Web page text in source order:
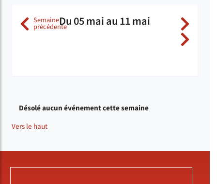
Semaine
précédente
( Du 2025-04-28 au 11-05-
Du 05 mai au 11 mai
(
Désolé aucun événement cette semaine
Vers le haut